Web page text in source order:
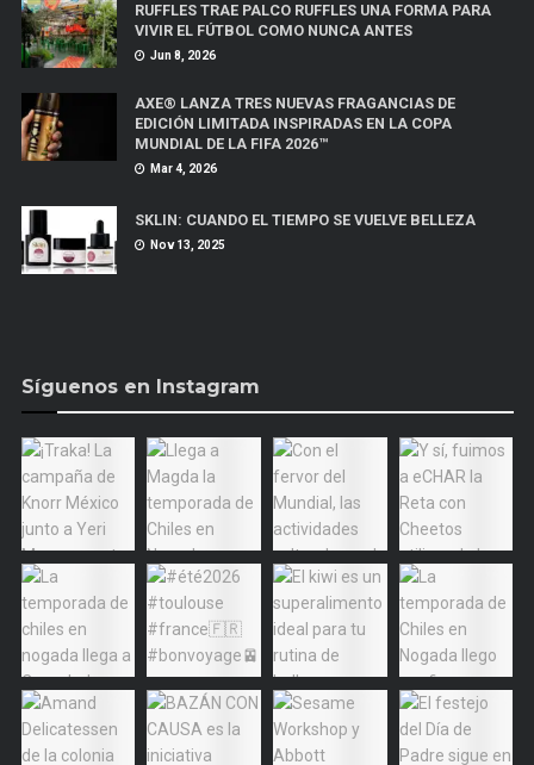
RUFFLES TRAE PALCO RUFFLES UNA FORMA PARA
VIVIR EL FÚTBOL COMO NUNCA ANTES
Jun 8, 2026
AXE® LANZA TRES NUEVAS FRAGANCIAS DE
EDICIÓN LIMITADA INSPIRADAS EN LA COPA
MUNDIAL DE LA FIFA 2026™
Mar 4, 2026
SKLIN: CUANDO EL TIEMPO SE VUELVE BELLEZA
Nov 13, 2025
Síguenos en Instagram